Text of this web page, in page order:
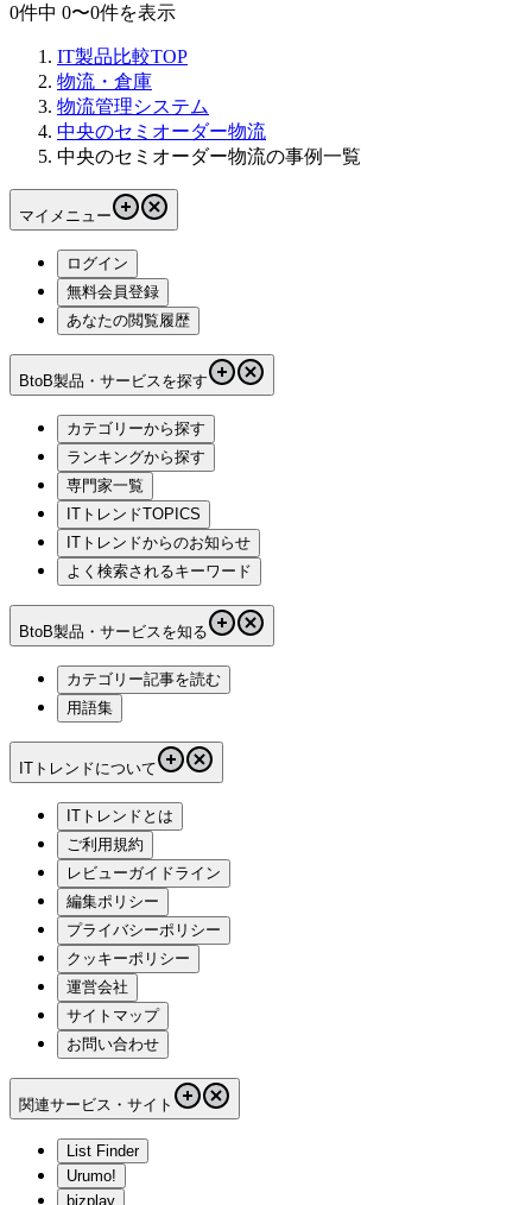
0件中 0〜0件を表示
IT製品比較TOP
物流・倉庫
物流管理システム
中央のセミオーダー物流
中央のセミオーダー物流の事例一覧
マイメニュー
ログイン
無料会員登録
あなたの閲覧履歴
BtoB製品・サービスを探す
カテゴリーから探す
ランキングから探す
専門家一覧
ITトレンドTOPICS
ITトレンドからのお知らせ
よく検索されるキーワード
BtoB製品・サービスを知る
カテゴリー記事を読む
用語集
ITトレンドについて
ITトレンドとは
ご利用規約
レビューガイドライン
編集ポリシー
プライバシーポリシー
クッキーポリシー
運営会社
サイトマップ
お問い合わせ
関連サービス・サイト
List Finder
Urumo!
bizplay